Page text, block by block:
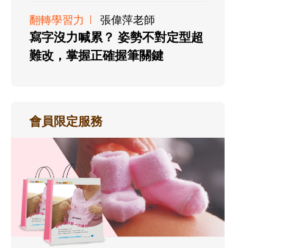
翻轉學習力 張偉萍老師
寫字沒力喊累？ 姿勢不對定型超
難改，掌握正確握筆關鍵
會員限定服務